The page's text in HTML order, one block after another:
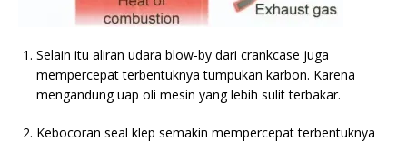
Selain itu aliran udara blow-by dari crankcase juga
mempercepat terbentuknya tumpukan karbon. Karena
mengandung uap oli mesin yang lebih sulit terbakar.
Kebocoran seal klep semakin mempercepat terbentuknya